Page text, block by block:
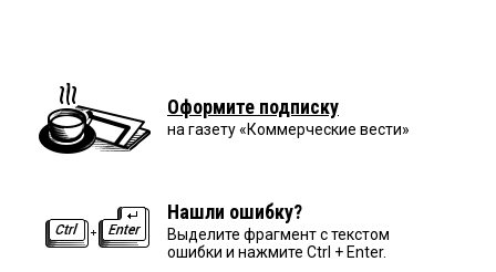
Оформите подписку
на газету «Коммерческие вести»
Нашли ошибку?
Выделите фрагмент с текстом
ошибки и нажмите Ctrl + Enter.